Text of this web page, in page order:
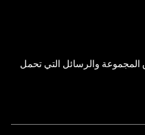
والرسائل التي تحمل